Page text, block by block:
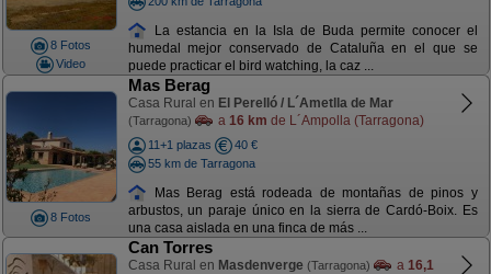
8 Fotos
Video
La estancia en la Isla de Buda permite conocer el
humedal mejor conservado de Cataluña en el que se
puede practicar el bird watching, la caz ...
8 Fotos
Mas Berag
Casa Rural en El Perelló / L´Ametlla de Mar
(Tarragona) a 16 km de L´Ampolla (Tarragona)
11+1 plazas
40 €
55 km de Tarragona
Mas Berag está rodeada de montañas de pinos y
arbustos, un paraje único en la sierra de Cardó-Boix. Es
una casa aislada en una finca de más ...
Can Torres
Casa Rural en Masdenverge (Tarragona) a 16,1